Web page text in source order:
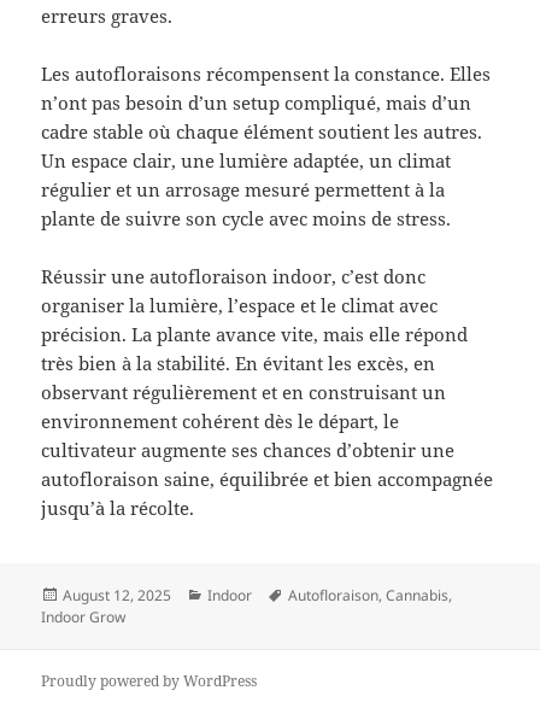
erreurs graves.
Les autofloraisons récompensent la constance. Elles
n’ont pas besoin d’un setup compliqué, mais d’un
cadre stable où chaque élément soutient les autres.
Un espace clair, une lumière adaptée, un climat
régulier et un arrosage mesuré permettent à la
plante de suivre son cycle avec moins de stress.
Réussir une autofloraison indoor, c’est donc
organiser la lumière, l’espace et le climat avec
précision. La plante avance vite, mais elle répond
très bien à la stabilité. En évitant les excès, en
observant régulièrement et en construisant un
environnement cohérent dès le départ, le
cultivateur augmente ses chances d’obtenir une
autofloraison saine, équilibrée et bien accompagnée
jusqu’à la récolte.
Posted
on
August 12, 2025 Categories
Indoor Tags
Autofloraison,Cannabis,
Indoor Grow
Proudly powered by WordPress